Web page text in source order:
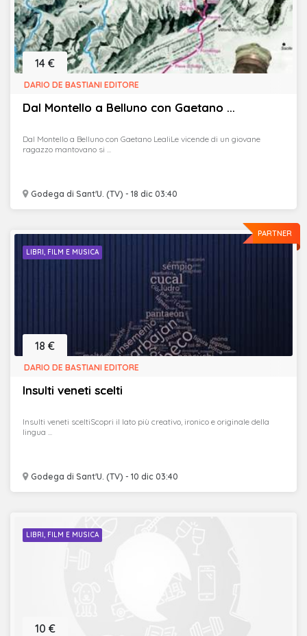
Dal Montello a Belluno con Gaetano ...
Godega di Sant'U. (TV) - 18 dic 03:40
14 €
DARIO DE BASTIANI EDITORE
Dal Montello a Belluno con Gaetano LealiLe vicende di un giovane
ragazzo mantovano si ...
PARTNER
LIBRI, FILM E MUSICA
Insulti veneti scelti
Godega di Sant'U. (TV) - 10 dic 03:40
18 €
DARIO DE BASTIANI EDITORE
Insulti veneti sceltiScopri il lato più creativo, ironico e originale della
lingua ...
LIBRI, FILM E MUSICA
10 €